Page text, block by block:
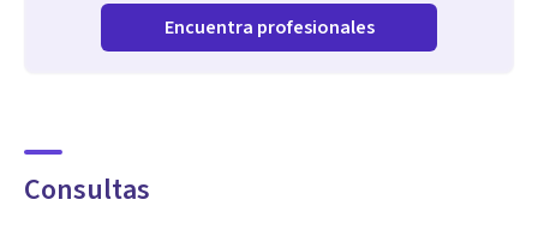
Encuentra profesionales
Consultas